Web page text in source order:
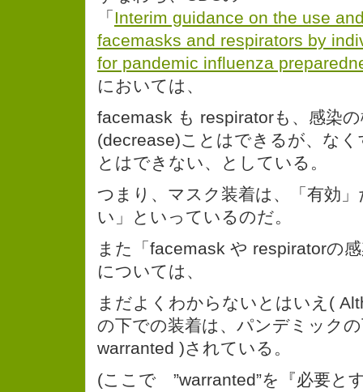
「 Interim guidance on the use
facemasks and respirators by
for pandemic influenza
においては、
facemask も respiratorも、感染
(decrease)ことはできるが、な
とはできない、としている。
つまり、マスク装着は、「有効
い」といっているのだ。
また「facemask や respiratorの
については、
まだよくわからないとはいえ(
の下での装着は、パンデミック
warranted )されている。
(ここで ”warranted”を『必要と